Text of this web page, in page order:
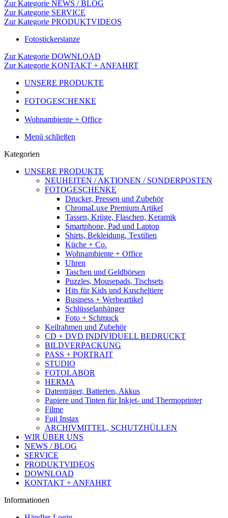
Zur Kategorie NEWS / BLOG
Zur Kategorie SERVICE
Zur Kategorie PRODUKTVIDEOS
Fotostickerstanze
Zur Kategorie DOWNLOAD
Zur Kategorie KONTAKT + ANFAHRT
UNSERE PRODUKTE
FOTOGESCHENKE
Wohnambiente + Office
Menü schließen
Kategorien
UNSERE PRODUKTE
NEUHEITEN / AKTIONEN / SONDERPOSTEN
FOTOGESCHENKE
Drucker, Pressen und Zubehör
ChromaLuxe Premium Artikel
Tassen, Krüge, Flaschen, Keramik
Smartphone, Pad und Laptop
Shirts, Bekleidung, Textilien
Küche + Co.
Wohnambiente + Office
Uhren
Taschen und Geldbörsen
Puzzles, Mousepads, Tischsets
Hits für Kids und Kuscheltiere
Business + Werbeartikel
Schlüsselanhänger
Foto + Schmuck
Keilrahmen und Zubehör
CD + DVD INDIVIDUELL BEDRUCKT
BILDVERPACKUNG
PASS + PORTRAIT
STUDIO
FOTOLABOR
HERMA
Datenträger, Batterien, Akkus
Papiere und Tinten für Inkjet- und Thermoprinter
Filme
Fuji Instax
ARCHIVMITTEL, SCHUTZHÜLLEN
WIR ÜBER UNS
NEWS / BLOG
SERVICE
PRODUKTVIDEOS
DOWNLOAD
KONTAKT + ANFAHRT
Informationen